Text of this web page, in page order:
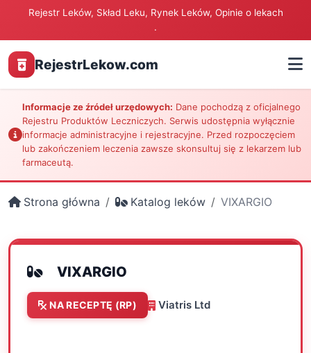
Rejestr Leków, Skład Leku, Rynek Leków, Opinie o lekach
.
RejestrLekow.com
Informacje ze źródeł urzędowych: Dane pochodzą z oficjalnego
Rejestru Produktów Leczniczych. Serwis udostępnia wyłącznie
informacje administracyjne i rejestracyjne. Przed rozpoczęciem
lub zakończeniem leczenia zawsze skonsultuj się z lekarzem lub
farmaceutą.
Strona główna Katalog leków VIXARGIO
VIXARGIO
NA RECEPTĘ (RP) Viatris Ltd